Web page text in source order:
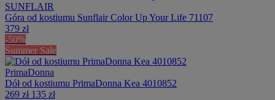
SUNFLAIR
Góra od kostiumu Sunflair Color Up Your Life 71107
379 zł
-50%
Summer Sale
PrimaDonna
Dół od kostiumu PrimaDonna Kea 4010852
269 zł 135 zł